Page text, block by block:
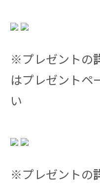
※プレゼントの
はプレゼントペ
い
※プレゼントの